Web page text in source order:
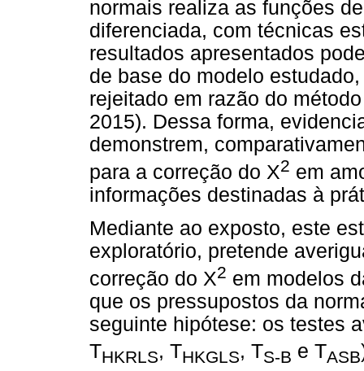
normais realiza as funções
diferenciada, com técnicas
resultados apresentados
de base do modelo
rejeitado em razão do
2015). Dessa forma,
demonstrem,
para a correção do X2 em
informações destinadas à
Mediante ao exposto, este
exploratório, pretende
correção do X2 em modelos
que os pressupostos da
seguinte hipótese: os testes
THKRLS, THKGLS, TS-B e TASB